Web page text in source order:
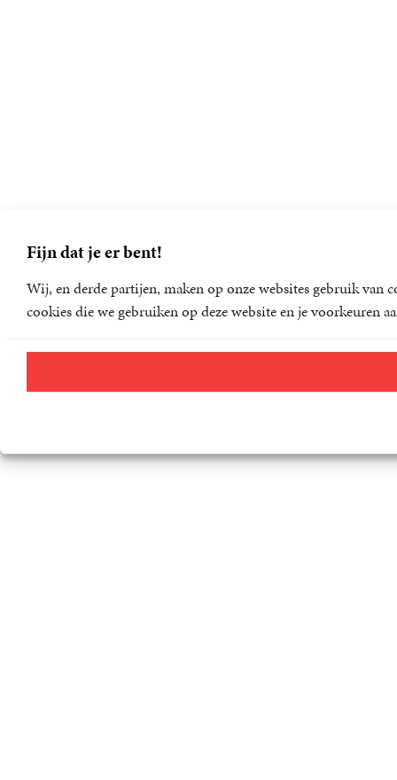
Fijn dat je er bent!
Wij, en derde partijen, maken op onze websites gebruik van
cookies die we gebruiken op deze website en je voorkeuren